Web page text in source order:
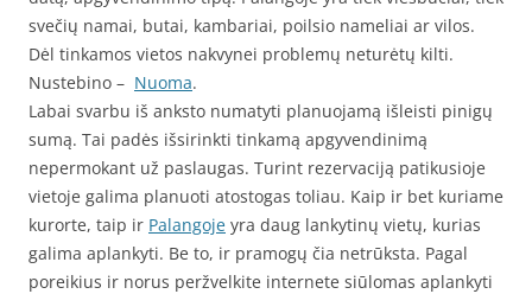
svečių namai, butai, kambariai, poilsio nameliai ar vilos.
Dėl tinkamos vietos nakvynei problemų neturėtų kilti.
Nustebino – Nuoma.
Labai svarbu iš anksto numatyti planuojamą išleisti pinigų
sumą. Tai padės išsirinkti tinkamą apgyvendinimą
nepermokant už paslaugas. Turint rezervaciją patikusioje
vietoje galima planuoti atostogas toliau. Kaip ir bet kuriame
kurorte, taip ir Palangoje yra daug lankytinų vietų, kurias
galima aplankyti. Be to, ir pramogų čia netrūksta. Pagal
poreikius ir norus peržvelkite internete siūlomas aplankyti